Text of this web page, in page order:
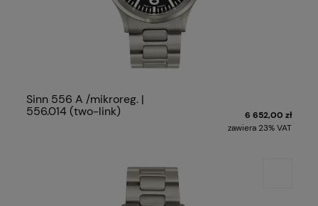
Sinn 556 A /mikroreg. |
556.014 (two-link)
6 652,00 zł
zawiera 23% VAT